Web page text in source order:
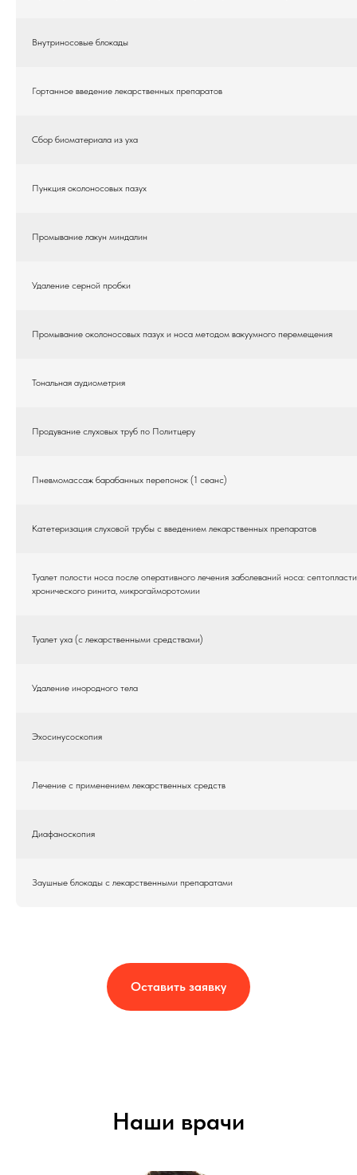
Внутриносовые блокады
Гортанное введение лекарственных препаратов
Сбор биоматериала из уха
Пункция околоносовых пазух
Промывание лакун миндалин
Удаление серной пробки
Промывание околоносовых пазух и носа методом вакуумного перемещения
Тональная аудиометрия
Продувание слуховых труб по Политцеру
Пневмомассаж барабанных перепонок (1 сеанс)
Катетеризация слуховой трубы с введением лекарственных препаратов
Туалет полости носа после оперативного лечения заболеваний носа:
хронического ринита, микрогайморотомии
Туалет уха (с лекарственными средствами)
Удаление инородного тела
Эхосинусоскопия
Лечение с применением лекарственных средств
Диафаноскопия
Заушные блокады с лекарственными препаратами
Оставить заявку
Наши врачи